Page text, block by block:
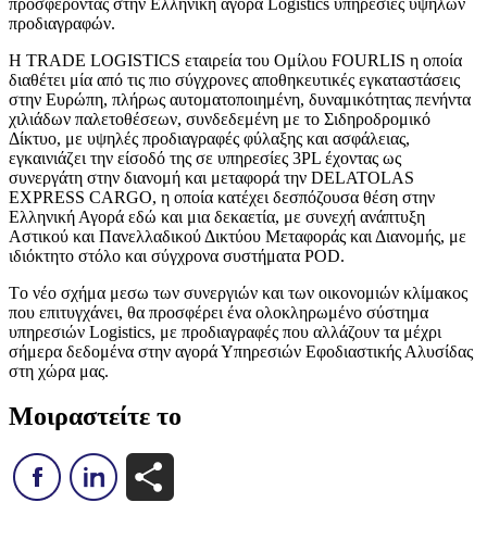
προδιαγραφών.
Η ΤRADE LOGISTICS εταιρεία του Ομίλου FOURLIS η οποία
διαθέτει μία από τις πιο σύγχρονες αποθηκευτικές εγκαταστάσεις
στην Ευρώπη, πλήρως αυτοματοποιημένη, δυναμικότητας πενήντα
χιλιάδων παλετοθέσεων, συνδεδεμένη με το Σιδηροδρομικό
Δίκτυο, με υψηλές προδιαγραφές φύλαξης και ασφάλειας,
εγκαινιάζει την είσοδό της σε υπηρεσίες 3PL έχοντας ως
συνεργάτη στην διανομή και μεταφορά την DELATOLAS
EXPRESS CARGO, η οποία κατέχει δεσπόζουσα θέση στην
Ελληνική Αγορά εδώ και μια δεκαετία, με συνεχή ανάπτυξη
Αστικού και Πανελλαδικού Δικτύου Μεταφοράς και Διανομής, με
ιδιόκτητο στόλο και σύγχρονα συστήματα POD.
Tο νέο σχήμα μεσω των συνεργιών και των οικονομιών κλίμακος
που επιτυγχάνει, θα προσφέρει ένα ολοκληρωμένο σύστημα
υπηρεσιών Logistics, με προδιαγραφές που αλλάζουν τα μέχρι
σήμερα δεδομένα στην αγορά Υπηρεσιών Εφοδιαστικής Αλυσίδας
στη χώρα μας.
Μοιραστείτε το